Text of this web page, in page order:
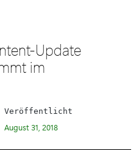
Update
im
Veröffentlicht
August 31, 2018